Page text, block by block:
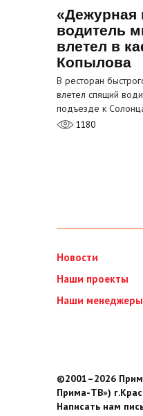
«Дежурная
водитель
влетел в
Копылова
В ресторан
влетел спящий
подъезде к
1180
Новости
Наши проекты
Наши менеджеры
©2001–2026
Прима-ТВ»)
Написать нам